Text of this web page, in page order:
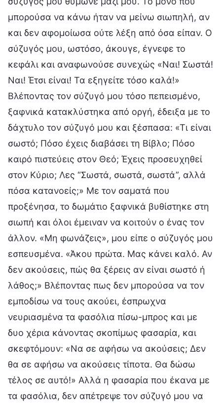
μπορούσα να κάνω ήταν να μείνω σιωπηλή, αν
και δεν αφομοίωσα ούτε λέξη από όσα είπαν. Ο
σύζυγός μου, ωστόσο, άκουγε, έγνεφε το
κεφάλι και αναφωνούσε συνεχώς «Ναι! Σωστά!
Ναι! Έτσι είναι! Τα εξηγείτε τόσο καλά!»
Βλέποντας τον σύζυγό μου τόσο πεπεισμένο,
ξαφνικά κατακλύστηκα από οργή, έδειξα με το
δάχτυλο τον σύζυγό μου και ξέσπασα: «Τι είναι
σωστό; Πόσο έχεις διαβάσει τη Βίβλο; Πόσο
καιρό πιστεύεις στον Θεό; Έχεις προσευχηθεί
στον Κύριο; Λες “Σωστά, σωστά, σωστά”, αλλά
πόσα κατανοείς;» Με τον σαματά που
προξένησα, το δωμάτιο ξαφνικά βυθίστηκε στη
σιωπή και όλοι έμειναν να κοιτούν ο ένας τον
άλλον. «Μη φωνάζεις», μου είπε ο σύζυγός μου
εσπευσμένα. «Άκου πρώτα. Μας κάνει καλό. Αν
δεν ακούσεις, πώς θα ξέρεις αν είναι σωστό ή
λάθος;» Βλέποντας πως δεν μπορούσα να τον
εμποδίσω να τους ακούει, έσπρωχνα
νευριασμένα τα φασόλια πίσω-μπρος και με
δυο χέρια κάνοντας σκοπίμως φασαρία, και
σκεφτόμουν: «Να σε αφήσω να ακούσεις; Δεν
θα σε αφήσω να ακούσεις τίποτα. Θα δώσω
τέλος σε αυτό!» Αλλά η φασαρία που έκανα με
τα φασόλια, δεν απέτρεψε τον σύζυγό μου να